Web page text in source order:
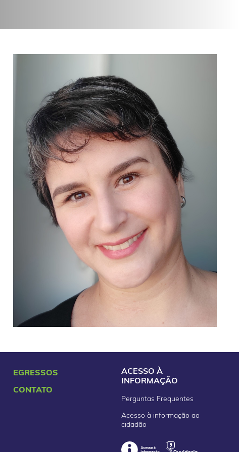
EGRESSOS
CONTATO
ACESSO À
INFORMAÇÃO
Perguntas Frequentes
Acesso à informação ao
cidadão